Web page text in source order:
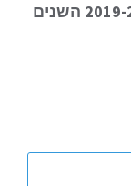
היית בתקופת אבטלה בין 2019-2014 השנים